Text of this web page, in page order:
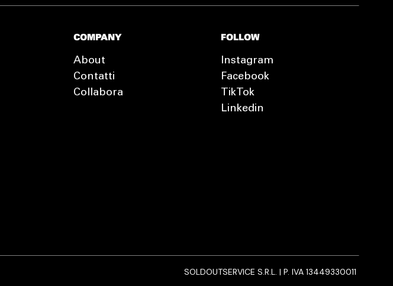
COMPANY
About
Contatti
Collabora
FOLLOW
Instagram
Facebook
TikTok
Linkedin
SOLDOUTSERVICE S.R.L. | P. IVA 13449330011